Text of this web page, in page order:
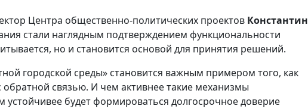
Центра общественно-политических проектов Константин
стали наглядным подтверждением функциональности
но и становится основой для принятия решений.
городской среды» становится важным примером того, как
связью. И чем активнее такие механизмы
устойчивее будет формироваться долгосрочное доверие